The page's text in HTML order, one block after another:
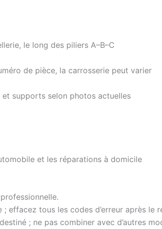
le long des piliers A–B–C
de pièce, la carrosserie peut varier
supports selon photos actuelles
et les réparations à domicile
tous les codes d’erreur après le
; ne pas combiner avec d’autres